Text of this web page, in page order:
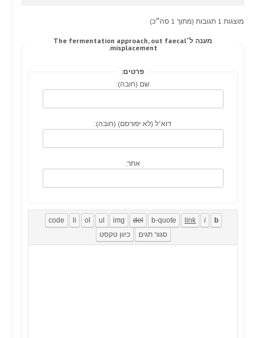
מוצגות 1 תגובות (מתוך 1 סה״כ)
מענה ל־The fermentation approach, out faecal
misplacement.
פרטים:
שם (חובה):
דוא"ל (לא יפורסם) (חובה):
אתר: